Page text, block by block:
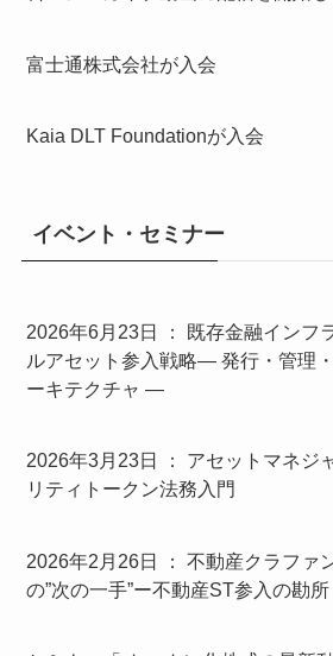
富士通株式会社が入会
Kaia DLT Foundationが入会
イベント・セミナー
2026年6月23日 ： 既存金融インフ
ルアセット参入戦略― 発行・管理
ーキテクチャ ―
2026年3月23日 ： アセットマネジ
リティトークン法務入門
2026年2月26日 ： 不動産クラファ
の”次の一手”ー不動産ST参入の勘所